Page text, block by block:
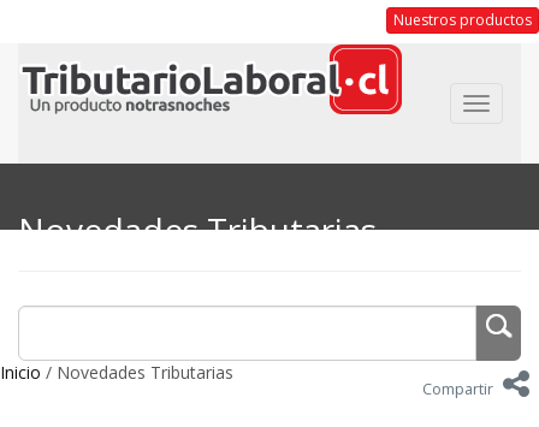
Nuestros productos
Toggle
Novedades Tributarias
Inicio / Novedades Tributarias
Compartir